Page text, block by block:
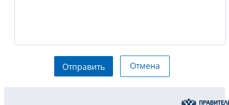
Отправить Отмена